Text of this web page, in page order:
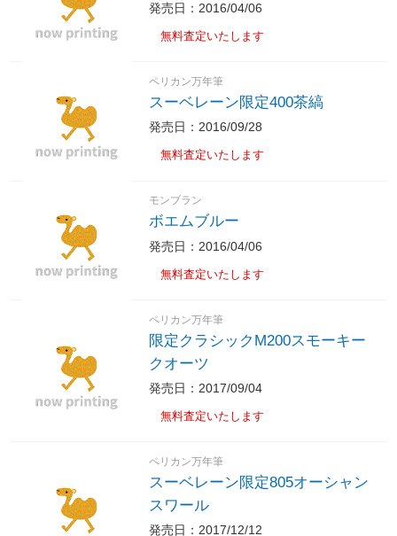
発売日：2016/04/06
無料査定いたします
ペリカン万年筆
スーベレーン限定400茶縞
発売日：2016/09/28
無料査定いたします
モンブラン
ボエムブルー
発売日：2016/04/06
無料査定いたします
ペリカン万年筆
限定クラシックM200スモーキー
クオーツ
発売日：2017/09/04
無料査定いたします
ペリカン万年筆
スーベレーン限定805オーシャン
スワール
発売日：2017/12/12